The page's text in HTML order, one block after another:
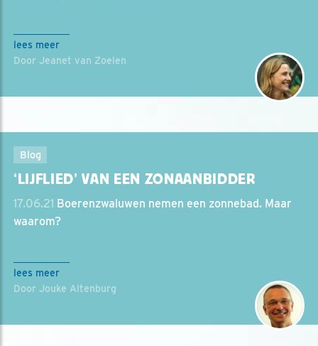
lees meer
Door Jeanet van Zoelen
Blog
‘LIJFLIED’ VAN EEN ZONAANBIDDER
17.06.21 Boerenzwaluwen nemen een zonnebad. Maar
waarom?
lees meer
Door Jouke Altenburg